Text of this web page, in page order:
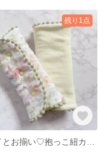
残り1点